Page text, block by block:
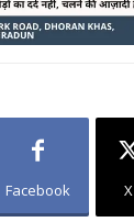
Facebook X